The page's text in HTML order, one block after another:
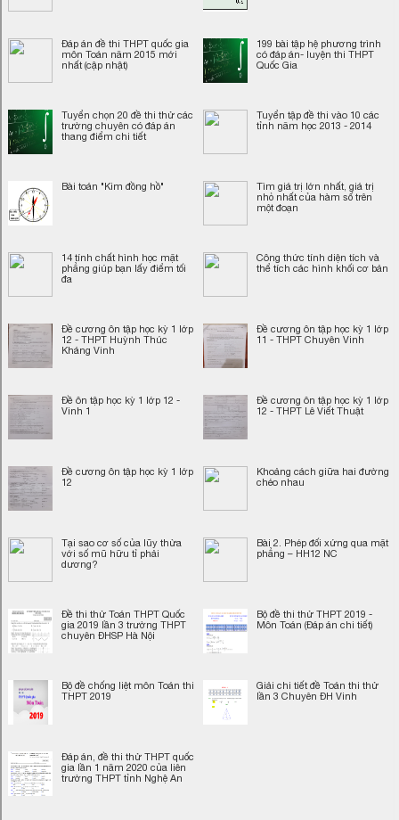
Đáp án đề thi THPT quốc gia
môn Toán năm 2015 mới
nhất (cập nhật)
199 bài tập hệ phương trình
có đáp án- luyện thi THPT
Quốc Gia
Tuyển chọn 20 đề thi thử các
trường chuyên có đáp án
thang điểm chi tiết
Tuyển tập đề thi vào 10 các
tỉnh năm học 2013 - 2014
Bài toán "Kim đồng hồ"
Tìm giá trị lớn nhất, giá trị
nhỏ nhất của hàm số trên
một đoạn
14 tính chất hình học mặt
phẳng giúp bạn lấy điểm tối
đa
Công thức tính diện tích và
thể tích các hình khối cơ bản
Đề cương ôn tập học kỳ 1 lớp
12 - THPT Huỳnh Thúc
Kháng Vinh
Đề cương ôn tập học kỳ 1 lớp
11 - THPT Chuyên Vinh
Đề ôn tập học kỳ 1 lớp 12 -
Vinh 1
Đề cương ôn tập học kỳ 1 lớp
12 - THPT Lê Viết Thuật
Đề cương ôn tập học kỳ 1 lớp
12
Khoảng cách giữa hai đường
chéo nhau
Tại sao cơ số của lũy thừa
với số mũ hữu tỉ phải
dương?
Bài 2. Phép đối xứng qua mặt
phẳng – HH12 NC
Đề thi thử Toán THPT Quốc
gia 2019 lần 3 trường THPT
chuyên ĐHSP Hà Nội
Bộ đề thi thử THPT 2019 -
Môn Toán (Đáp án chi tiết)
Bộ đề chống liệt môn Toán thi
THPT 2019
Giải chi tiết đề Toán thi thử
lần 3 Chuyên ĐH Vinh
Đáp án, đề thi thử THPT quốc
gia lần 1 năm 2020 của liên
trường THPT tỉnh Nghệ An